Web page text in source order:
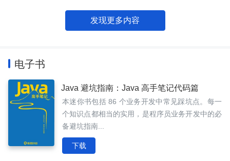
发现更多内容
电子书
Java 避坑指南：Java 高手笔记代码篇
本迷你书包括 86 个业务开发中常见踩坑点。每一
个知识点都相当的实用，是程序员业务开发中的必
备避坑指南...
下载